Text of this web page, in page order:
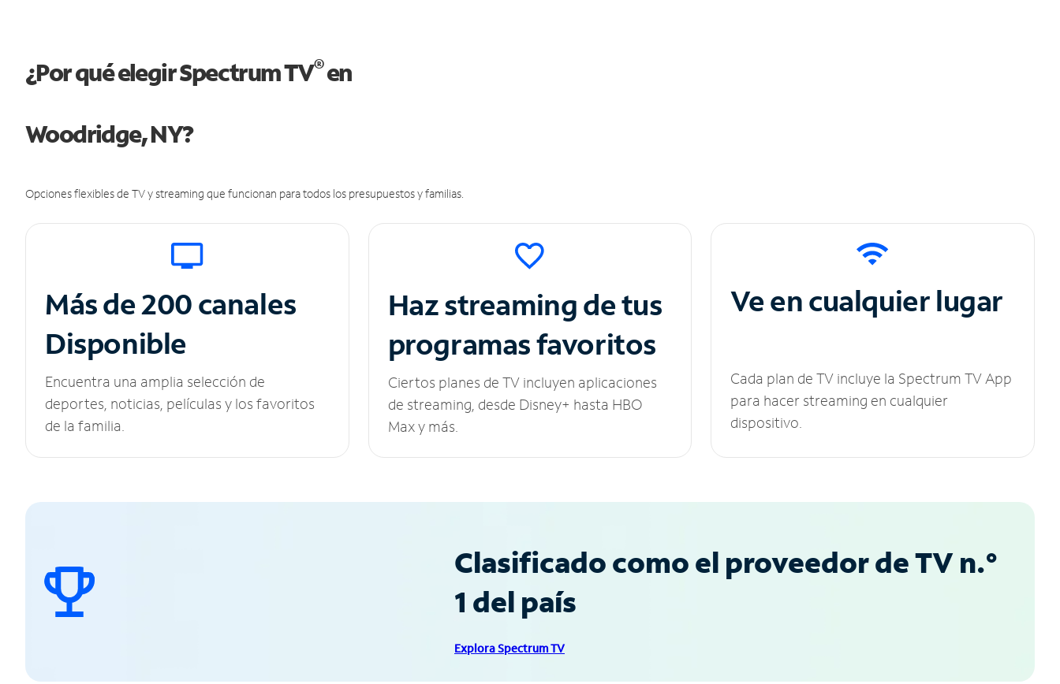
¿Por qué elegir Spectrum TV®en
Woodridge, NY?
Opciones flexibles de TV y streaming que funcionan para todos los presupuestos y familias.
Más de 200 canales
Disponible
Encuentra una amplia selección de
deportes, noticias, películas y los favoritos
de la familia.
Haz streaming de tus
programas favoritos
Ciertos planes de TV incluyen aplicaciones
de streaming, desde Disney+ hasta HBO
Max y más.
Ve en cualquier lugar
Cada plan de TV incluye la Spectrum TV App
para hacer streaming en cualquier
dispositivo.
Clasificado como el proveedor de TV n.°
1 del país
Explora Spectrum TV